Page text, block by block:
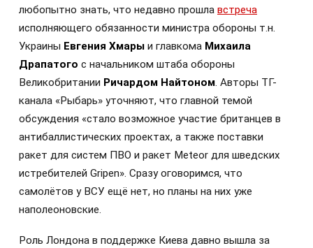
любопытно знать, что недавно прошла встреча
исполняющего обязанности министра обороны т.н.
Украины Евгения Хмары и главкома Михаила
Драпатого с начальником штаба обороны
Великобритании Ричардом Найтоном. Авторы ТГ-
канала «Рыбарь» уточняют, что главной темой
обсуждения «стало возможное участие британцев в
антибаллистических проектах, а также поставки
ракет для систем ПВО и ракет Meteor для шведских
истребителей Gripen». Сразу оговоримся, что
самолётов у ВСУ ещё нет, но планы на них уже
наполеоновские.
Роль Лондона в поддержке Киева давно вышла за